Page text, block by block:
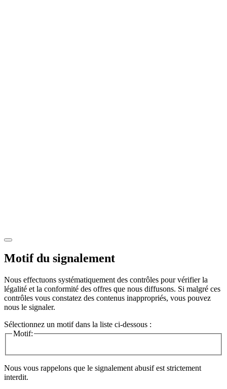
Motif du signalement
Nous effectuons systématiquement des contrôles pour vérifier la
légalité et la conformité des offres que nous diffusons. Si malgré ces
contrôles vous constatez des contenus inappropriés, vous pouvez
nous le signaler.
Sélectionnez un motif dans la liste ci-dessous :
Motif:
Nous vous rappelons que le signalement abusif est strictement
interdit.